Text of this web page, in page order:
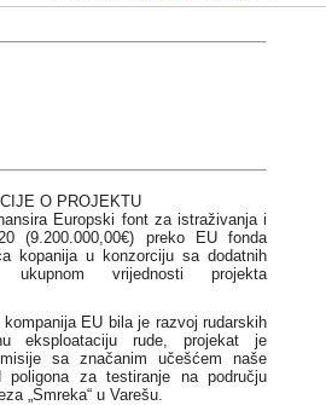
O PROJEKTU
Europski font za istraživanja i
(9.200.000,00€) preko EU fonda
kopanija u konzorciju sa dodatnih
ukupnom vrijednosti projekta
EU bila je razvoj rudarskih
eksploataciju rude, projekat je
sa značanim učešćem naše
za testiranje na području
„Smreka“ u Varešu.